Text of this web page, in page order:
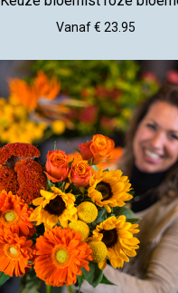
Vanaf € 23.95